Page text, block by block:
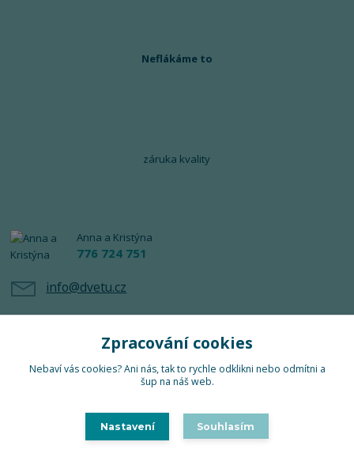
Neflákáme to
záruka kvality
Anna a Kristýna
776 724 751
info@dvetu.cz
Zpracování cookies
Nebaví vás cookies? Ani nás, tak to rychle odklikni nebo odmítni a
šup na náš web.
Nastavení Souhlasím